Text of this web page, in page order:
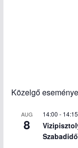
Közelgő
AUG
8
14:00 - 14:15